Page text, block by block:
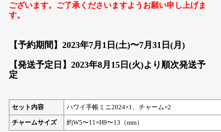
ございます。ご了承くださいますようお願い申し上げま
す。
【予約期間】2023年7月1日(土)〜7月31日(月)
【発送予定日】2023年8月15日(火)より順次発送予
定
セット内容 ハワイ手帳ミニ2024×1、チャーム×2
チャームサイズ 約W5〜11×H9〜13（mm）